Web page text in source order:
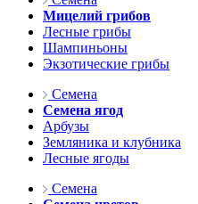
Мицелий грибов
Лесные грибы
Шампиньоны
Экзотические грибы
Семена
Семена ягод
Арбузы
Земляника и клубника
Лесные ягоды
Семена